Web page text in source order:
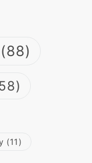
(88)
(11)